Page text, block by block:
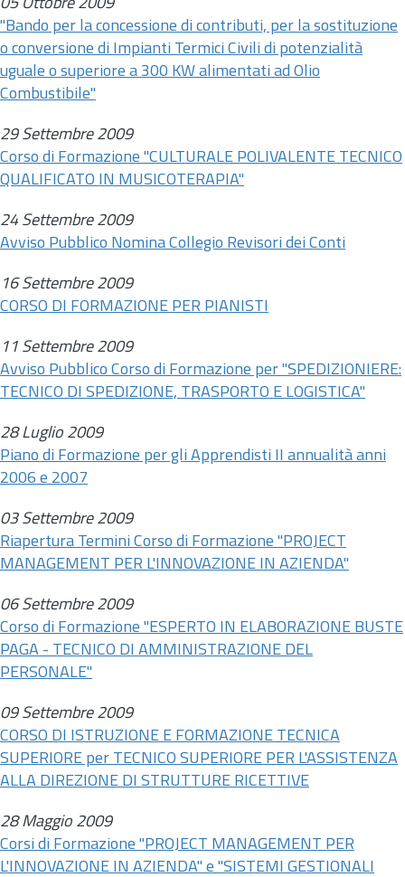
05 Ottobre 2009
"Bando per la concessione di contributi, per la sostituzione
o conversione di Impianti Termici Civili di potenzialità
uguale o superiore a 300 KW alimentati ad Olio
Combustibile"
29 Settembre 2009
Corso di Formazione "CULTURALE POLIVALENTE TECNICO
QUALIFICATO IN MUSICOTERAPIA"
24 Settembre 2009
Avviso Pubblico Nomina Collegio Revisori dei Conti
16 Settembre 2009
CORSO DI FORMAZIONE PER PIANISTI
11 Settembre 2009
Avviso Pubblico Corso di Formazione per "SPEDIZIONIERE:
TECNICO DI SPEDIZIONE, TRASPORTO E LOGISTICA"
28 Luglio 2009
Piano di Formazione per gli Apprendisti II annualità anni
2006 e 2007
03 Settembre 2009
Riapertura Termini Corso di Formazione "PROJECT
MANAGEMENT PER L'INNOVAZIONE IN AZIENDA"
06 Settembre 2009
Corso di Formazione "ESPERTO IN ELABORAZIONE BUSTE
PAGA - TECNICO DI AMMINISTRAZIONE DEL
PERSONALE"
09 Settembre 2009
CORSO DI ISTRUZIONE E FORMAZIONE TECNICA
SUPERIORE per TECNICO SUPERIORE PER L'ASSISTENZA
ALLA DIREZIONE DI STRUTTURE RICETTIVE
28 Maggio 2009
Corsi di Formazione "PROJECT MANAGEMENT PER
L'INNOVAZIONE IN AZIENDA" e "SISTEMI GESTIONALI